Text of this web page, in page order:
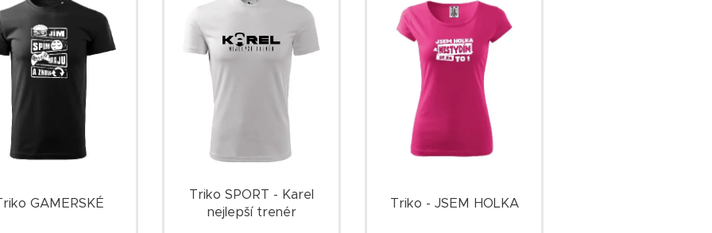
GAMERSKÉ
Triko SPORT - Karel
nejlepší trenér
Triko - JSEM HOLKA